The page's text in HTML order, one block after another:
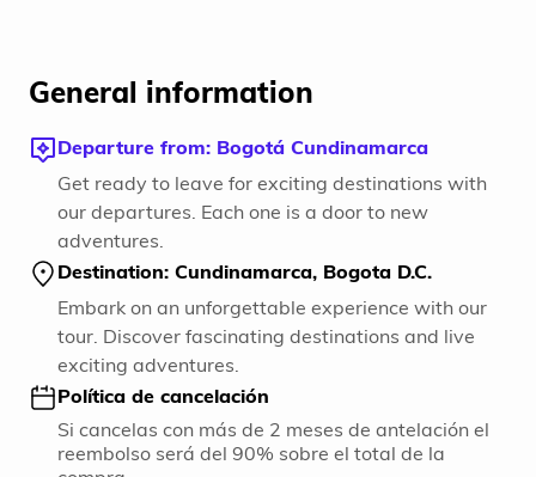
General information
Departure from: Bogotá Cundinamarca
Get ready to leave for exciting destinations with
our departures. Each one is a door to new
adventures.
Destination: Cundinamarca, Bogota D.C.
Embark on an unforgettable experience with our
tour. Discover fascinating destinations and live
exciting adventures.
Política de cancelación
Si cancelas con más de 2 meses de antelación el
reembolso será del 90% sobre el total de la